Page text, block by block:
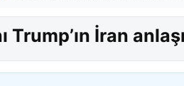
Trump’ın İran